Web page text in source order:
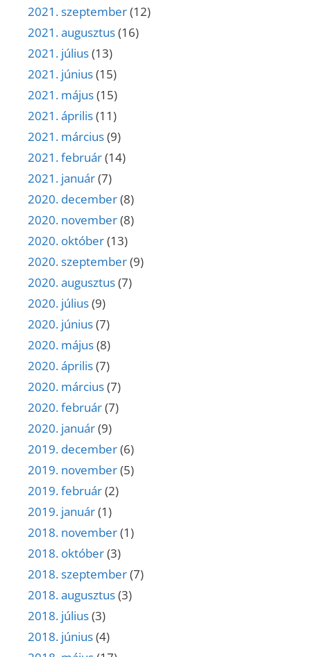
2021. szeptember(12)
2021. augusztus(16)
2021. július(13)
2021. június(15)
2021. május(15)
2021. április(11)
2021. március(9)
2021. február(14)
2021. január(7)
2020. december(8)
2020. november(8)
2020. október(13)
2020. szeptember(9)
2020. augusztus(7)
2020. július(9)
2020. június(7)
2020. május(8)
2020. április(7)
2020. március(7)
2020. február(7)
2020. január(9)
2019. december(6)
2019. november(5)
2019. február(2)
2019. január(1)
2018. november(1)
2018. október(3)
2018. szeptember(7)
2018. augusztus(3)
2018. július(3)
2018. június(4)